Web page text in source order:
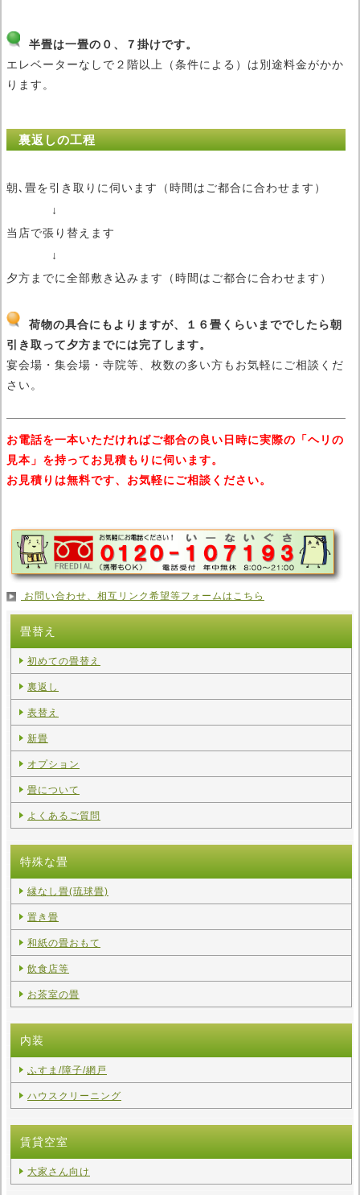
半畳は一畳の０、７掛けです。
エレベーターなしで２階以上（条件による）は別途料金がかか
ります。
裏返しの工程
朝､畳を引き取りに伺います（時間はご都合に合わせます）
当店で張り替えます
夕方までに全部敷き込みます（時間はご都合に合わせます）
荷物の具合にもよりますが、１６畳くらいまででしたら朝
引き取って夕方までには完了します。
宴会場・集会場・寺院等、枚数の多い方もお気軽にご相談くだ
さい。
お電話を一本いただければご都合の良い日時に実際の「ヘリの
見本」を持ってお見積もりに伺います。
お見積りは無料です、お気軽にご相談ください。
お問い合わせ、相互リンク希望等フォームはこちら
畳替え
初めての畳替え
裏返し
表替え
新畳
オプション
畳について
よくあるご質問
特殊な畳
縁なし畳(琉球畳)
置き畳
和紙の畳おもて
飲食店等
お茶室の畳
内装
ふすま/障子/網戸
ハウスクリーニング
賃貸空室
大家さん向け